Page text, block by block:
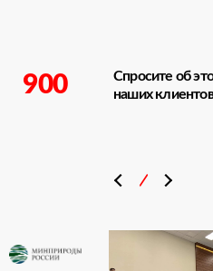
900
Спросите об
наших
\